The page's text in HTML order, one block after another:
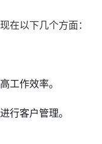
在以下几个方面：
工作效率。
行客户管理。